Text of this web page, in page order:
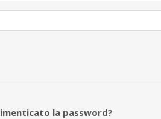
la password?